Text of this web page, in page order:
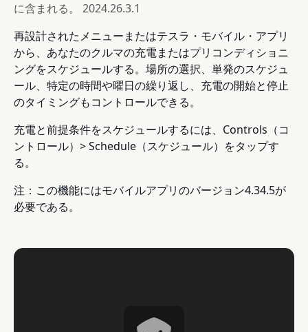
に含まれる。 2024.26.3.1
再設計されたメニューまたはテスラ・モバイル・アプリ
から、あなたのクルマの充電またはプリコンディショニ
ングをスケジュールする。場所の選択、単発のスケジュ
ール、特定の時間や曜日の繰り返し、充電の開始と停止
のタイミングもコントロールできる。
充電と前提条件をスケジュールするには、Controls（コ
ントロール）> Schedule（スケジュール）をタップす
る。
注：この機能にはモバイルアプリのバージョン4.34.5が
必要である。